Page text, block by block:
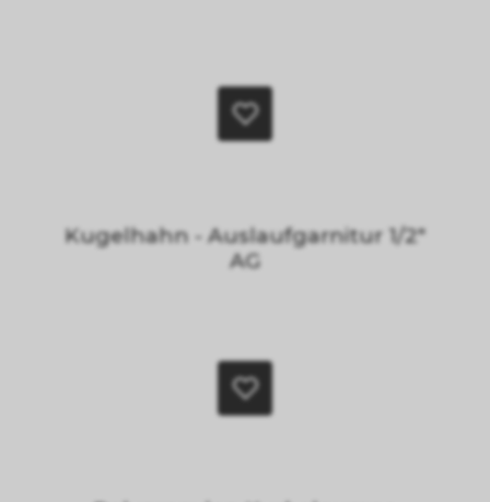
Kugelhahn - Auslaufgarnitur 1/2"
AG